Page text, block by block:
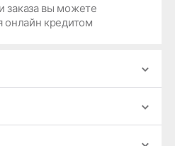
заказа вы можете
онлайн кредитом
A243 — стильный и